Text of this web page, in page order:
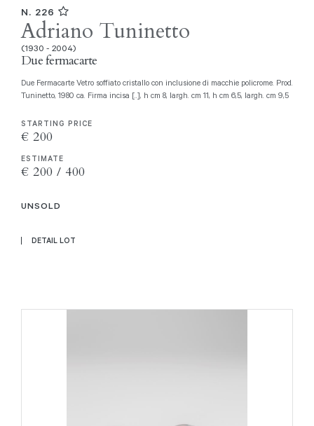
N. 226
Adriano Tuninetto
(1930 - 2004)
Due fermacarte
Due Fermacarte Vetro soffiato cristallo con inclusione di macchie policrome. Prod.
Tuninetto, 1980 ca. Firma incisa [..], h cm 8, largh. cm 11, h cm 6,5, largh. cm 9,5
STARTING PRICE
€ 200
ESTIMATE
€ 200 / 400
UNSOLD
DETAIL LOT